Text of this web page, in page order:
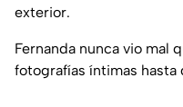
exterior.
Fernanda nunca vio mal
fotografías íntimas hasta